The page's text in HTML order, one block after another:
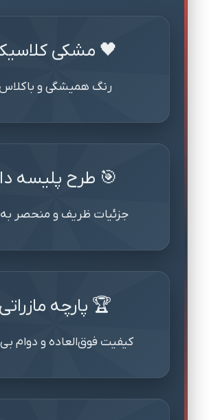
🖤 مشکی
رنگ همیشگی و
🎯 طرح پلیسه
جزئیات ظریف و منحصر به
🏆 پارچه مازراتی
کیفیت فوق‌العاده و دوام